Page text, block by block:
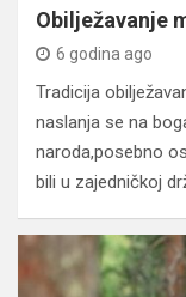
Obilježavanje
6 godina ago
Tradicija
naslanja se na
naroda,posebno
bili u zajedničkoj